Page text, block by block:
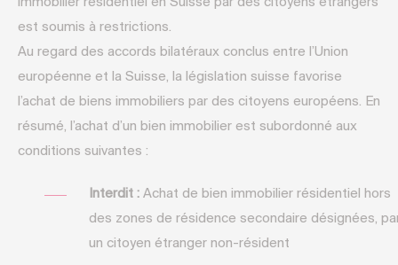
est soumis à restrictions.
Au regard des accords bilatéraux conclus entre l’Union
européenne et la Suisse, la législation suisse favorise
l’achat de biens immobiliers par des citoyens européens. En
résumé, l’achat d’un bien immobilier est subordonné aux
conditions suivantes :
Interdit : Achat de bien immobilier résidentiel hors
des zones de résidence secondaire désignées,
un citoyen étranger non-résident